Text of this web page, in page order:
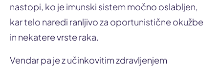
nastopi, ko je imunski sistem močno oslabljen,
kar telo naredi ranljivo za oportunistične okužbe
in nekatere vrste raka.
Vendar pa je z učinkovitim zdravljenjem